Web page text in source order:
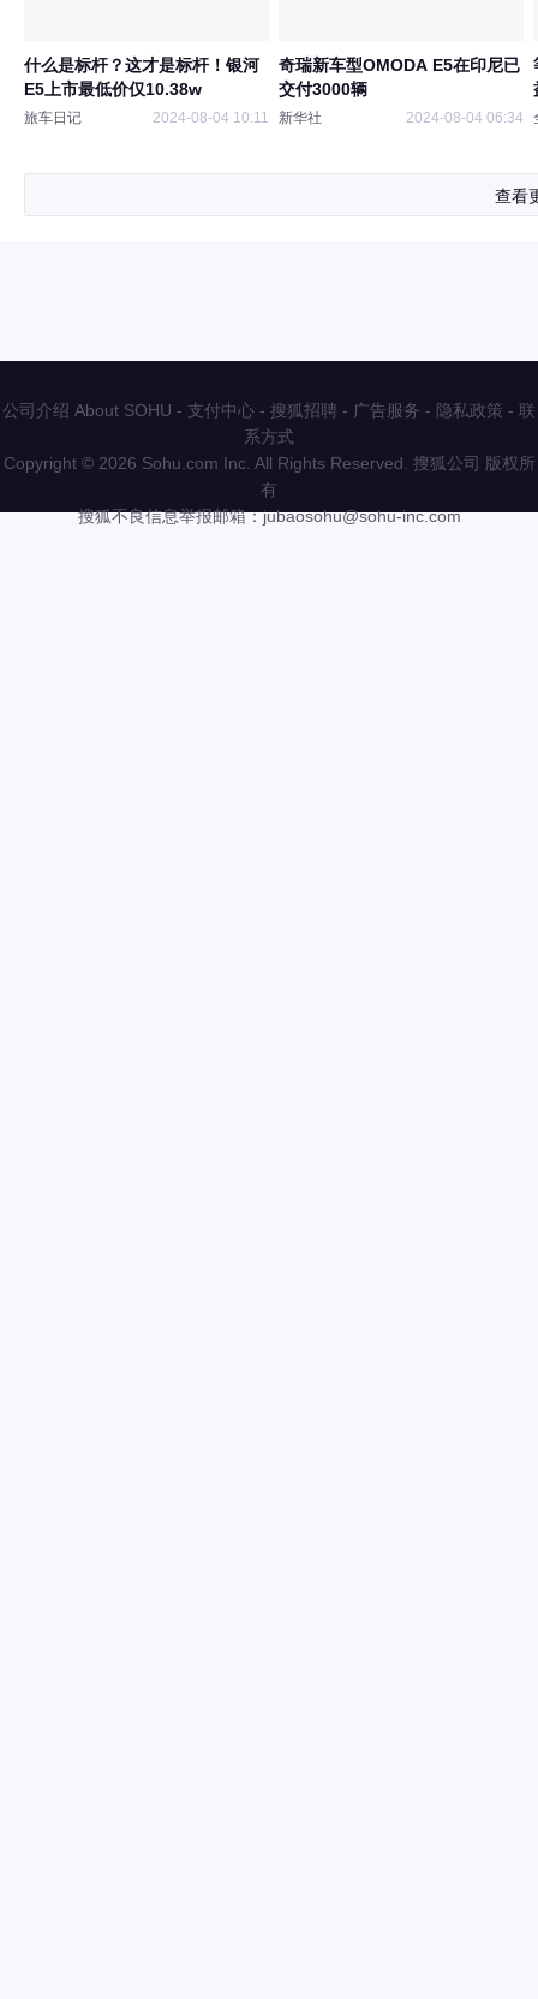
什么是标杆？这才是标杆！银河
E5上市最低价仅10.38w
旅车日记 2024-08-04 10:11
奇瑞新车型OMODA E5在印尼已
交付3000辆
新华社 2024-08-04 06:34
查看
公司介绍 About SOHU - 支付中心 - 搜狐招聘 - 广告服务 - 隐私政策 - 联
系方式
Copyright © 2026 Sohu.com Inc. All Rights Reserved. 搜狐公司 版权所
有
搜狐不良信息举报邮箱：jubaosohu@sohu-inc.com